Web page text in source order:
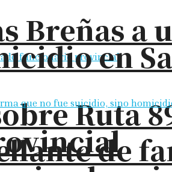
Ruta
Breñas a
en
de